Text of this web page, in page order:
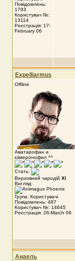
Повідомлень:
1793
Користувач №:
13114
Реєстрація: 17-
February 06
Expelliarmus
Offline
Аватарофан и
кэмеронофил ^^
Стать:
Верховний чародій XI
Вигляд:
Група: Користувачі
Повідомлень: 487
Користувач №: 14645
Реєстрація: 26-March 06
Анаель